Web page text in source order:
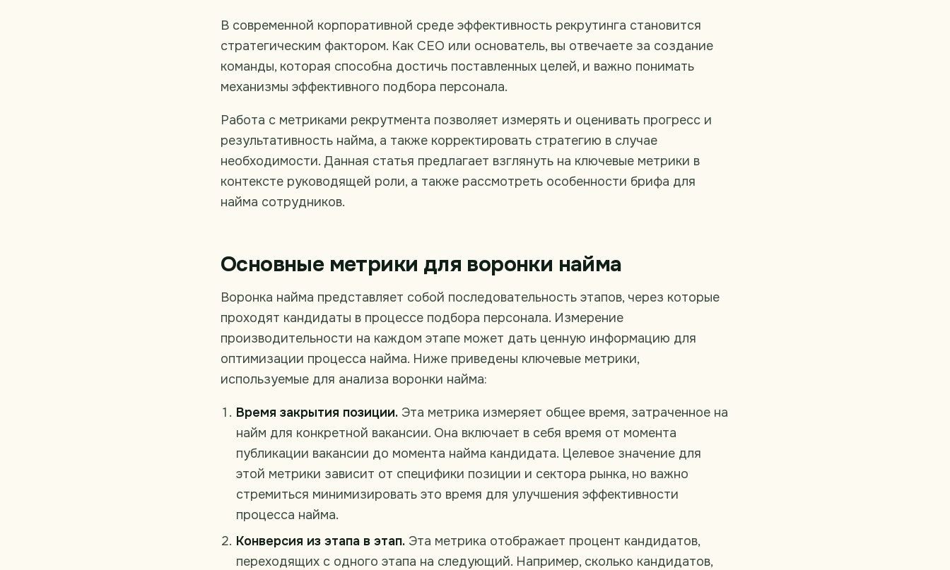
В современной корпоративной среде эффективность рекрутинга становится
стратегическим фактором. Как CEO или основатель, вы отвечаете за создание
команды, которая способна достичь поставленных целей, и важно понимать
механизмы эффективного подбора персонала.
Работа с метриками рекрутмента позволяет измерять и оценивать прогресс и
результативность найма, а также корректировать стратегию в случае
необходимости. Данная статья предлагает взглянуть на ключевые метрики в
контексте руководящей роли, а также рассмотреть особенности брифа для
найма сотрудников.
Основные метрики для воронки найма
Воронка найма представляет собой последовательность этапов, через которые
проходят кандидаты в процессе подбора персонала. Измерение
производительности на каждом этапе может дать ценную информацию для
оптимизации процесса найма. Ниже приведены ключевые метрики,
используемые для анализа воронки найма:
Время закрытия позиции. Эта метрика измеряет общее время, затраченное на
найм для конкретной вакансии. Она включает в себя время от момента
публикации вакансии до момента найма кандидата. Целевое значение для
этой метрики зависит от специфики позиции и сектора рынка, но важно
стремиться минимизировать это время для улучшения эффективности
процесса найма.
Конверсия из этапа в этап. Эта метрика отображает процент кандидатов,
переходящих с одного этапа на следующий. Например, сколько кандидатов,